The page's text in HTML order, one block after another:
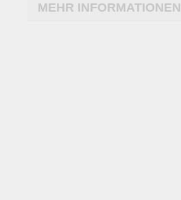
MEHR INFORMATIONEN